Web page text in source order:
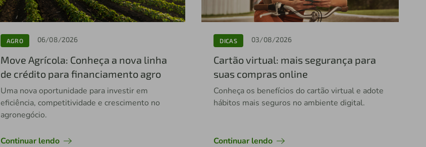
AGRO 06/08/2026
Move Agrícola: Conheça a nova linha
de crédito para financiamento agro
Uma nova oportunidade para investir em
eficiência, competitividade e crescimento no
agronegócio.
Continuar lendo
DICAS 03/08/2026
Cartão virtual: mais segurança para
suas compras online
Conheça os benefícios do cartão virtual e adote
hábitos mais seguros no ambiente digital.
Continuar lendo